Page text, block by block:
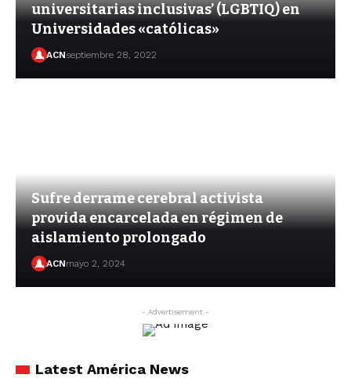
universitarias inclusivas’ (LGBTIQ) en
Universidades «católicas»
ACNseptiembre 28, 2022
Sufre derrame cerebral activista
provida encarcelada en régimen de
aislamiento prolongado
ACNmayo 2, 2024
- Advertisement -
Latest América News